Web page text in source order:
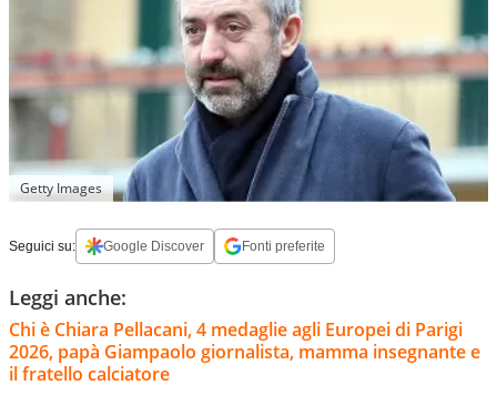
Getty Images
Seguici su: Google Discover Fonti preferite
Leggi anche:
Chi è Chiara Pellacani, 4 medaglie agli Europei di Parigi
2026, papà Giampaolo giornalista, mamma insegnante e
il fratello calciatore